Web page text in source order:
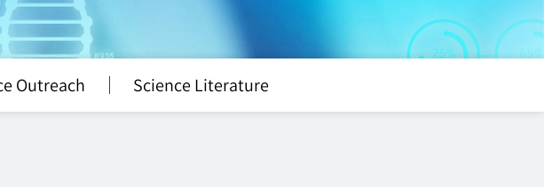
Outreach Science Literature